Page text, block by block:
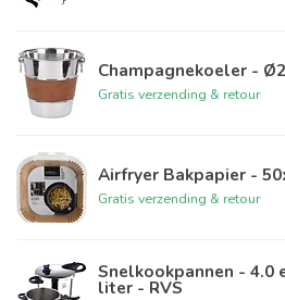
Champagnekoeler -
Gratis verzending & retour
Airfryer Bakpapier -
Gratis verzending & retour
Snelkookpannen - 4.0
liter - RVS